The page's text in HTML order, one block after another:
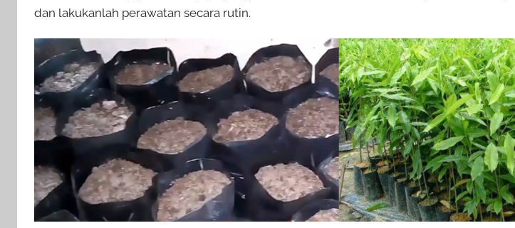
dan lakukanlah perawatan secara rutin.